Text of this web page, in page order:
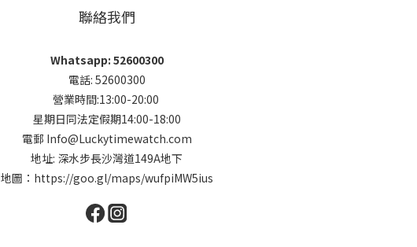
聯絡我們
Whatsapp: 52600300
電話: 52600300
營業時間:13:00-20:00
星期日同法定假期14:00-18:00
電郵 Info@Luckytimewatch.com
地址: 深水步長沙灣道149A地下
地圖： https://goo.gl/maps/wufpiMW5ius